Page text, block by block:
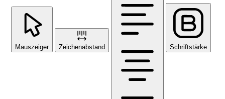
Mauszeiger Zeichenabstand Schriftstärke